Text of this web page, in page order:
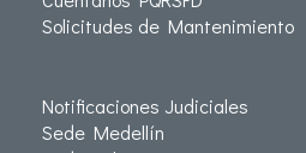
Solicitudes de Mantenimiento
Notificaciones Judiciales
Sede Medellín